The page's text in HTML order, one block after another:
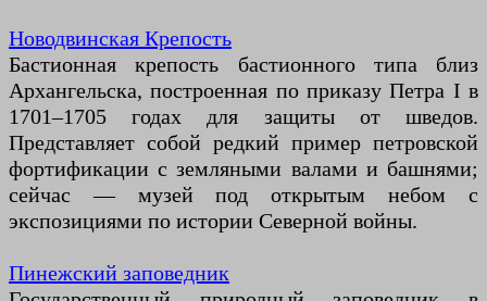
Новодвинская Крепость
Бастионная крепость бастионного типа близ
Архангельска, построенная по приказу Петра I в
1701–1705 годах для защиты от шведов.
Представляет собой редкий пример петровской
фортификации с земляными валами и башнями;
сейчас — музей под открытым небом с
экспозициями по истории Северной войны.
Пинежский заповедник